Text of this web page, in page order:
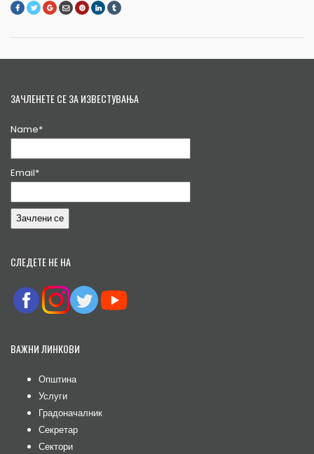
ЗАЧЛЕНЕТЕ СЕ ЗА ИЗВЕСТУВАЊА
Name*
Email*
СЛЕДЕТЕ НЕ НА
ВАЖНИ ЛИНКОВИ
Општина
Услуги
Градоначалник
Секретар
Сектори